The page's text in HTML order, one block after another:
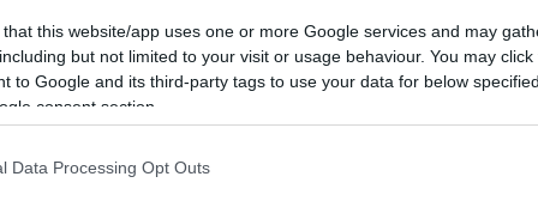
that this website/app uses one or more Google services and may
but not limited to your visit or usage behaviour. You may
to Google and its third-party tags to use your data for below
consent section.
Data Processing Opt Outs
21/08/2026 344.968,00 €
Ηλεκτρολογικός -
Τεχνικές -
Τεχνικές Μελέτες
Ηλεκτρολογικός -